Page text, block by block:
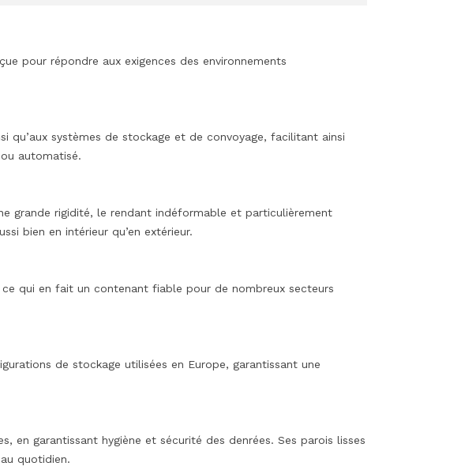
pour répondre aux exigences des environnements
qu’aux systèmes de stockage et de convoyage, facilitant ainsi
automatisé.
grande rigidité, le rendant indéformable et particulièrement
bien en intérieur qu’en extérieur.
qui en fait un contenant fiable pour de nombreux secteurs
de stockage utilisées en Europe, garantissant une
garantissant hygiène et sécurité des denrées. Ses parois lisses
quotidien.